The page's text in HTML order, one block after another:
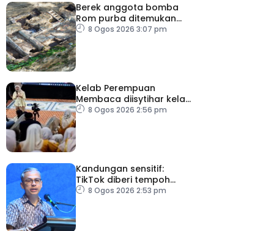
Berek anggota bomba
Rom purba ditemukan
berhampiran Colosseum
8 Ogos 2026 3:07 pm
Kelab Perempuan
Membaca diisytihar kelab
membaca terbesar di
8 Ogos 2026 2:56 pm
Kandungan sensitif:
TikTok diberi tempoh
perkukuh sistem
8 Ogos 2026 2:53 pm